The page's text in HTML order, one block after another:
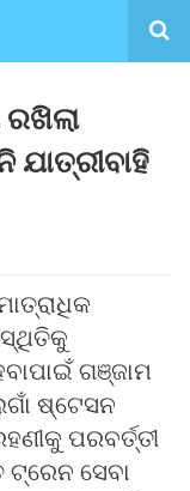
ଯାତ୍ରୀବାହି
ଗଞ୍ଜାମ
ଷ୍ଟେସନ
ପରବର୍ତ୍ତୀ
ସେବା